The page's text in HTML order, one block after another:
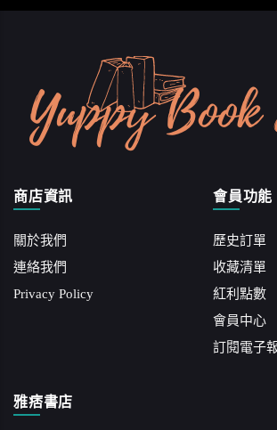
商店資訊
關於我們
連絡我們
Privacy Policy
會員功能
歷史訂單
收藏清單
紅利點數
會員中心
訂閱電子
雅痞書店